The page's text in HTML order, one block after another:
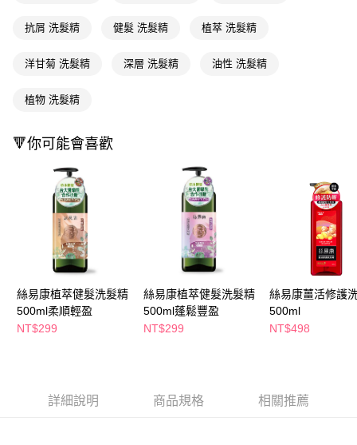
１．於結帳方式選擇「AFTEE先享後付」後，將跳轉至「AFTEE先享後付」
３．收到繳費通知簡訊後14天內，點擊此簡訊中的連結，可透過四大超商／
※ 請注意：結帳手續完成當下不需立刻繳費，但若您需要取消訂單，請聯絡
※ 交易是否成功請以「AFTEE先享後付 」之結帳頁面顯示為準，若有關於
是否繳費成功／繳費後需取消欲退款等相關疑問，請聯繫「AFTEE先享後付
客戶支援中心」
https://netprotections.freshdesk.com/support/home
【注意事項】
１．透過由恩沛科技股份有限公司提供之「AFTEE先享後付」服務完成之交
易，需依本服務之必要範圍內提供個人資料，並將交易相關給付款項請求債
權轉讓予恩沛科技股份有限公司。
２．關於個人資料處理事宜，請瀏覽以下網址：
https://aftee.tw/terms/#terms3
「AFTEE先享後付」，若未經同意申辦者引起之損失，本公司不負相關責
任。
４．使用「AFTEE先享後付」時，將依據個別帳號之用戶狀況，依本公司即
付款後全家取貨
每筆NT$65，滿NT$390(含以上)免運費
每筆NT$65，滿NT$490(含以上)免運費
付款後萊爾富取貨
7-11取貨付款
每筆NT$65，滿NT$490(含以上)免運費
付款後7-11取貨
每筆NT$65，滿NT$490(含以上)免運費
宅配(本島)
每筆NT$100，滿NT$790(含以上)免運費
抗屑 洗髮精 健髮 洗髮精 植萃 洗髮精
洋甘菊 洗髮精 深層 洗髮精 油性 洗髮精
植物 洗髮精
🔻你可能會喜歡
絲易康植萃健髮洗髮精
500ml柔順輕盈
NT$299
絲易康植萃健髮洗髮精
500ml蓬鬆豐盈
NT$299
絲易康薑活修護
500ml
NT$498
詳細說明 商品規格 相關推薦